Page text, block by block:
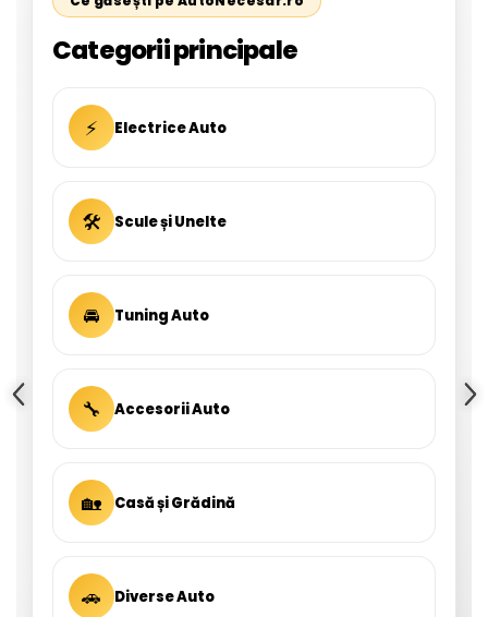
Categorii principale
⚡ Electrice Auto
🛠 Scule și Unelte
🚘 Tuning Auto
🔧 Accesorii Auto
🏡 Casă și Grădină
🚗 Diverse Auto